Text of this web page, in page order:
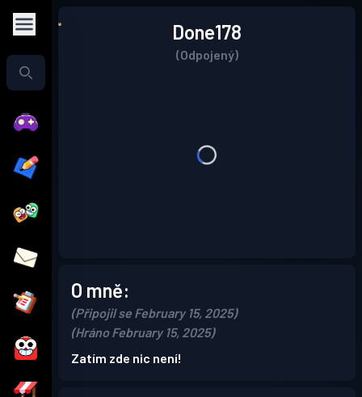
Done178
(Odpojený)
O mně:
(Připojil se February 15, 2025)
(Hráno February 15, 2025)
Zatím zde nic není!